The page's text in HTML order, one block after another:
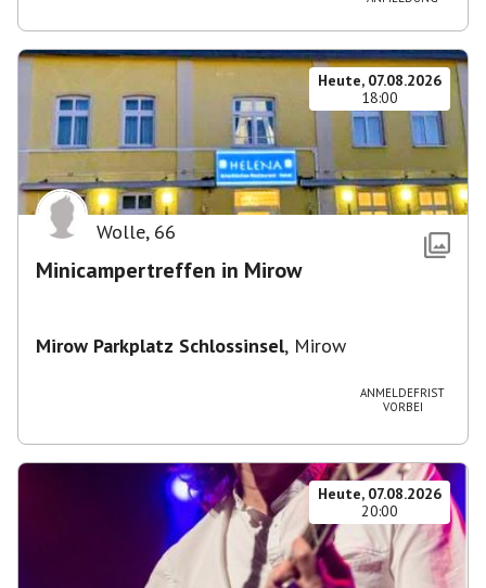
Heute, 07.08.2026
18:00
Wolle, 66
Minicampertreffen in Mirow
Mirow Parkplatz Schlossinsel, Mirow
ANMELDEFRIST
VORBEI
Heute, 07.08.2026
20:00